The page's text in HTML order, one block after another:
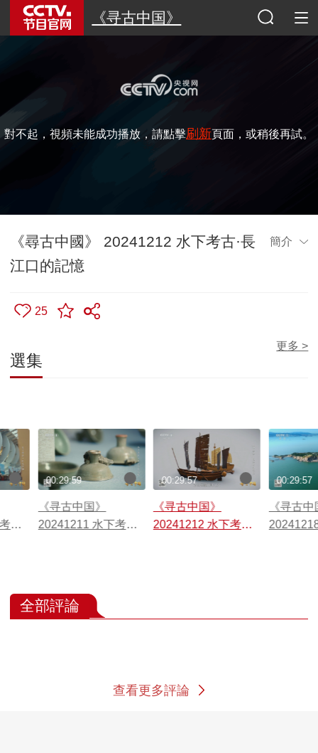
《寻古中国》
對不起，視頻未能成功播放，請點擊刷新頁面，或稍後再試。
《尋古中國》 20241212 水下考古·長
江口的記憶
簡介
25
選集
更多 >
古·
《寻古中国》
20241211 水下考古·
00:29:59
《寻古中国》
20241212 水下考古·
00:29:57
《寻古
00:29:57
全部評論
查看更多評論